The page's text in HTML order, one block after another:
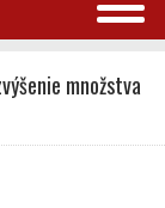
množstva